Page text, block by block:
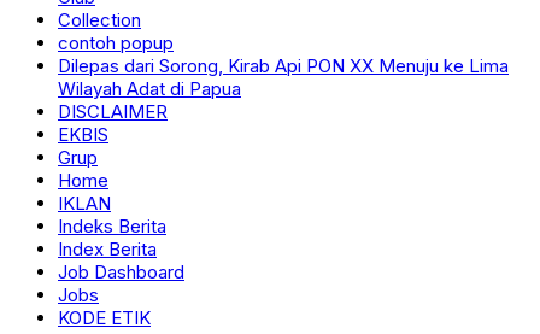
Collection
contoh popup
Dilepas dari Sorong, Kirab Api PON XX Menuju ke Lima
Wilayah Adat di Papua
DISCLAIMER
EKBIS
Grup
Home
IKLAN
Indeks Berita
Index Berita
Job Dashboard
Jobs
KODE ETIK